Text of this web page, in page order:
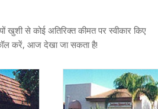
खुशी से कोई अतिरिक्त कीमत पर स्वीकार किए
कॉल करें, आज देखा जा सकता है!